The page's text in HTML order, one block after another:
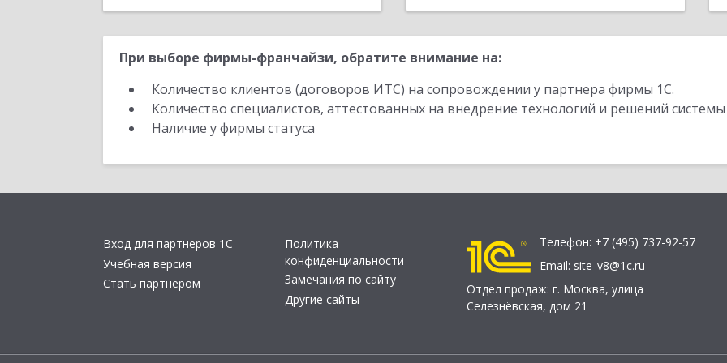
При выборе фирмы-франчайзи, обратите внимание на:
Количество клиентов (договоров ИТС) на сопровождении у партнера фирмы 1С.
Количество специалистов, аттестованных на внедрение технологий и решений
Наличие у фирмы статуса
Вход для партнеров 1С
Учебная версия
Стать партнером
Политика
конфиденциальности
Замечания по сайту
Другие сайты
Телефон: +7 (495) 737-92-57
Email: site_v8@1c.ru
Отдел продаж: г. Москва, улица
Селезнёвская, дом 21